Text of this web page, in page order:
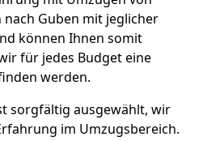
Guben mit jeglicher
können Ihnen somit
für jedes Budget eine
werden.
sorgfältig ausgewählt, wir
im Umzugsbereich.